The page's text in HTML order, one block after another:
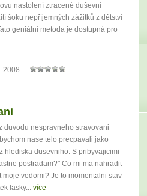
nastolení ztracené duševní
šoku nepříjemných zážitků z dětství
geniální metoda je dostupná pro
duvodu nespravneho stravovani
nase telo precpavali jako
hlediska dusevniho. S pribyvajicimi
postradam?" Co mi ma nahradit
vedomi? Je to momentalni stav
lasky... více